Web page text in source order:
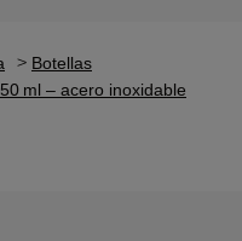
Botellas
ml – acero inoxidable